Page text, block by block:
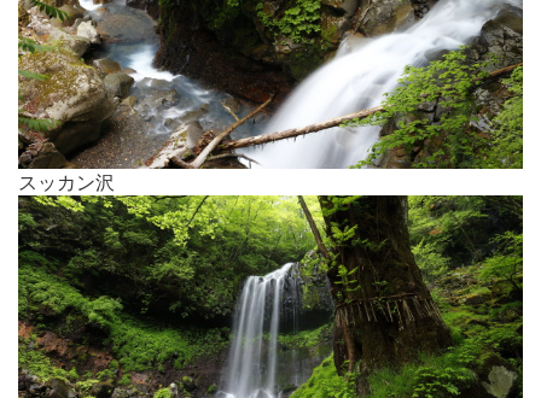
スッカン沢